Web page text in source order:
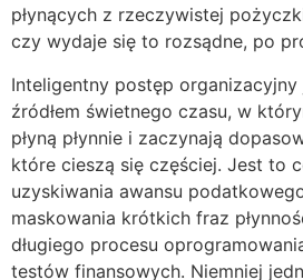
płynących z rzeczywistej
czy wydaje się to rozsądne, po
Inteligentny postęp organizacyjny
źródłem świetnego czasu, w
płyną płynnie i zaczynają
które cieszą się częściej. Jest to
uzyskiwania awansu
maskowania krótkich fraz
długiego procesu
testów finansowych. Niemniej